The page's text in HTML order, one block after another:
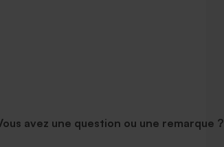
avez une question ou une remarque ?